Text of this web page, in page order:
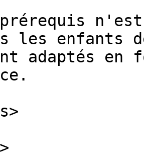
prérequis
les enfants
adaptés en